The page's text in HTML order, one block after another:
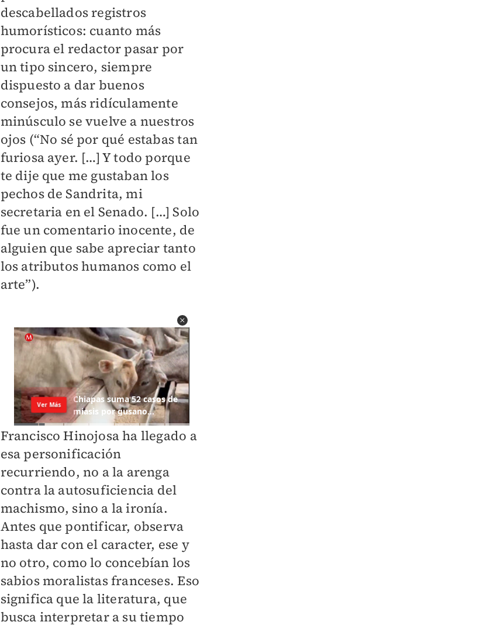
descabellados registros
humorísticos: cuanto más
procura el redactor pasar por
un tipo sincero, siempre
dispuesto a dar buenos
consejos, más ridículamente
minúsculo se vuelve a nuestros
ojos (“No sé por qué estabas tan
furiosa ayer. […] Y todo porque
te dije que me gustaban los
pechos de Sandrita, mi
secretaria en el Senado. […] Solo
fue un comentario inocente, de
alguien que sabe apreciar tanto
los atributos humanos como el
arte”).
Francisco Hinojosa ha llegado a
esa personificación
recurriendo, no a la arenga
contra la autosuficiencia del
machismo, sino a la ironía.
Antes que pontificar, observa
hasta dar con el caracter, ese y
no otro, como lo concebían los
sabios moralistas franceses. Eso
significa que la literatura, que
busca interpretar a su tiempo